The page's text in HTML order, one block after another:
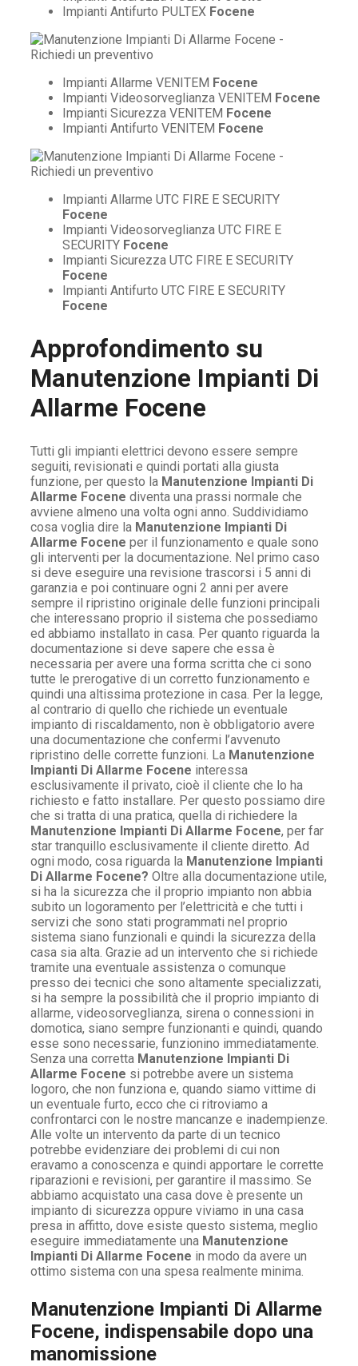
Impianti Antifurto PULTEX Focene
Impianti Allarme VENITEM Focene
Impianti Videosorveglianza VENITEM Focene
Impianti Sicurezza VENITEM Focene
Impianti Antifurto VENITEM Focene
Impianti Allarme UTC FIRE E SECURITY
Focene
Impianti Videosorveglianza UTC FIRE E
SECURITY Focene
Impianti Sicurezza UTC FIRE E SECURITY
Focene
Impianti Antifurto UTC FIRE E SECURITY
Focene
Approfondimento su
Manutenzione Impianti Di
Allarme Focene
Tutti gli impianti elettrici devono essere sempre
seguiti, revisionati e quindi portati alla giusta
funzione, per questo la Manutenzione Impianti Di
Allarme Focene diventa una prassi normale che
avviene almeno una volta ogni anno. Suddividiamo
cosa voglia dire la Manutenzione Impianti Di
Allarme Focene per il funzionamento e quale sono
gli interventi per la documentazione. Nel primo caso
si deve eseguire una revisione trascorsi i 5 anni di
garanzia e poi continuare ogni 2 anni per avere
sempre il ripristino originale delle funzioni principali
che interessano proprio il sistema che possediamo
ed abbiamo installato in casa. Per quanto riguarda la
documentazione si deve sapere che essa è
necessaria per avere una forma scritta che ci sono
tutte le prerogative di un corretto funzionamento e
quindi una altissima protezione in casa. Per la legge,
al contrario di quello che richiede un eventuale
impianto di riscaldamento, non è obbligatorio avere
una documentazione che confermi l’avvenuto
ripristino delle corrette funzioni. La Manutenzione
Impianti Di Allarme Focene interessa
esclusivamente il privato, cioè il cliente che lo ha
richiesto e fatto installare. Per questo possiamo dire
che si tratta di una pratica, quella di richiedere la
Manutenzione Impianti Di Allarme Focene, per far
star tranquillo esclusivamente il cliente diretto. Ad
ogni modo, cosa riguarda la Manutenzione Impianti
Di Allarme Focene? Oltre alla documentazione utile,
si ha la sicurezza che il proprio impianto non abbia
subito un logoramento per l’elettricità e che tutti i
servizi che sono stati programmati nel proprio
sistema siano funzionali e quindi la sicurezza della
casa sia alta. Grazie ad un intervento che si richiede
tramite una eventuale assistenza o comunque
presso dei tecnici che sono altamente specializzati,
si ha sempre la possibilità che il proprio impianto di
allarme, videosorveglianza, sirena o connessioni in
domotica, siano sempre funzionanti e quindi, quando
esse sono necessarie, funzionino immediatamente.
Senza una corretta Manutenzione Impianti Di
Allarme Focene si potrebbe avere un sistema
logoro, che non funziona e, quando siamo vittime di
un eventuale furto, ecco che ci ritroviamo a
confrontarci con le nostre mancanze e inadempienze.
Alle volte un intervento da parte di un tecnico
potrebbe evidenziare dei problemi di cui non
eravamo a conoscenza e quindi apportare le corrette
riparazioni e revisioni, per garantire il massimo. Se
abbiamo acquistato una casa dove è presente un
impianto di sicurezza oppure viviamo in una casa
presa in affitto, dove esiste questo sistema, meglio
eseguire immediatamente una Manutenzione
Impianti Di Allarme Focene in modo da avere un
ottimo sistema con una spesa realmente minima.
Manutenzione Impianti Di Allarme
Focene, indispensabile dopo una
manomissione